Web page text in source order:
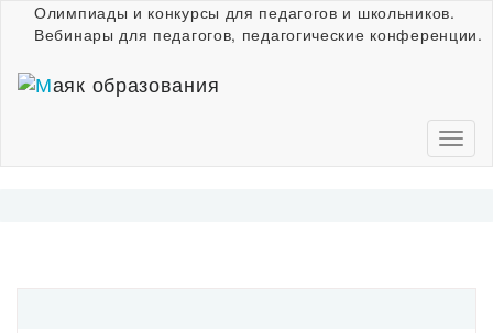
Олимпиады и конкурсы для педагогов и школьников.
Вебинары для педагогов, педагогические конференции.